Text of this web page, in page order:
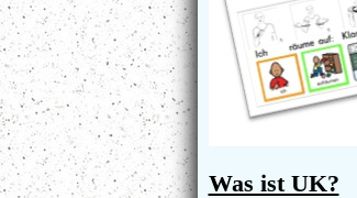
Was ist UK?